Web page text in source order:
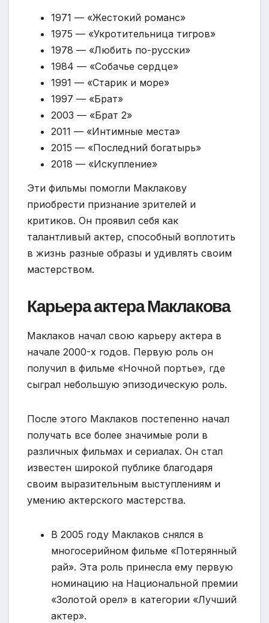
1971 — «Жестокий романс»
1975 — «Укротительница тигров»
1978 — «Любить по-русски»
1984 — «Собачье сердце»
1991 — «Старик и море»
1997 — «Брат»
2003 — «Брат 2»
2011 — «Интимные места»
2015 — «Последний богатырь»
2018 — «Искупление»
Эти фильмы помогли Маклакову
приобрести признание зрителей и
критиков. Он проявил себя как
талантливый актер, способный воплотить
в жизнь разные образы и удивлять своим
мастерством.
Карьера актера Маклакова
Маклаков начал свою карьеру актера в
начале 2000-х годов. Первую роль он
получил в фильме «Ночной портье», где
сыграл небольшую эпизодическую роль.
После этого Маклаков постепенно начал
получать все более значимые роли в
различных фильмах и сериалах. Он стал
известен широкой публике благодаря
своим выразительным выступлениям и
умению актерского мастерства.
В 2005 году Маклаков снялся в
многосерийном фильме «Потерянный
рай». Эта роль принесла ему первую
номинацию на Национальной премии
«Золотой орел» в категории «Лучший
актер».